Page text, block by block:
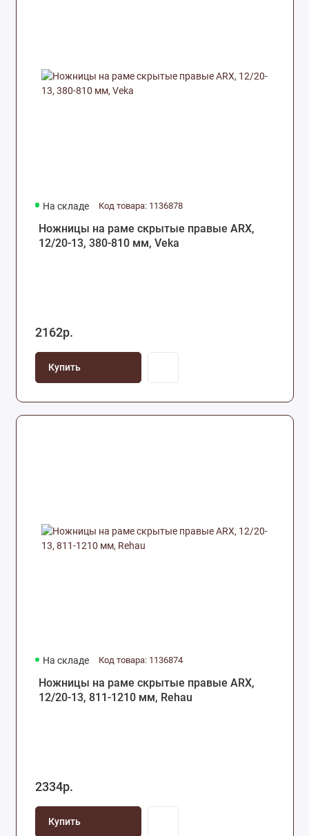
На складе Код товара: 1136878
Ножницы на раме скрытые правые ARX,
12/20-13, 380-810 мм, Veka
2162р.
Купить
На складе Код товара: 1136874
Ножницы на раме скрытые правые ARX,
12/20-13, 811-1210 мм, Rehau
2334р.
Купить